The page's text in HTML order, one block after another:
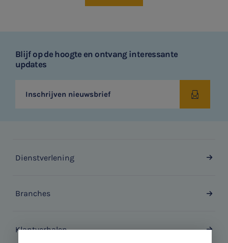
Blijf op de hoogte en ontvang interessante
updates
Inschrijven nieuwsbrief
Dienstverlening
Branches
Klantverhalen